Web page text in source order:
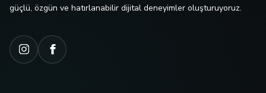
güçlü, özgün ve hatırlanabilir dijital deneyimler oluşturuyoruz.